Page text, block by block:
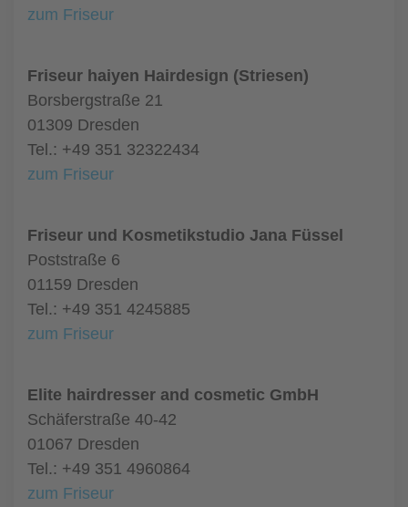
zum Friseur
Friseur haiyen Hairdesign (Striesen)
Borsbergstraße 21
01309 Dresden
Tel.: +49 351 32322434
zum Friseur
Friseur und Kosmetikstudio Jana Füssel
Poststraße 6
01159 Dresden
Tel.: +49 351 4245885
zum Friseur
Elite hairdresser and cosmetic GmbH
Schäferstraße 40-42
01067 Dresden
Tel.: +49 351 4960864
zum Friseur